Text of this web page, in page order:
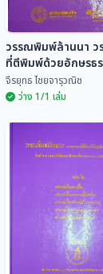
วรรณพิมพ์ล้านนา
วรรณกรรมที่ตีพิม
อักษรธรรมล้านนา
จีรยุทธ ไชยจารุวณิช
วรรณพิมพ์ล้านนา ว
ที่ตีพิมพ์ด้วยอักษรธร
60 เล่ม
จีรยุทธ ไชยจารุวณิช
ว่าง 1/1 เล่ม